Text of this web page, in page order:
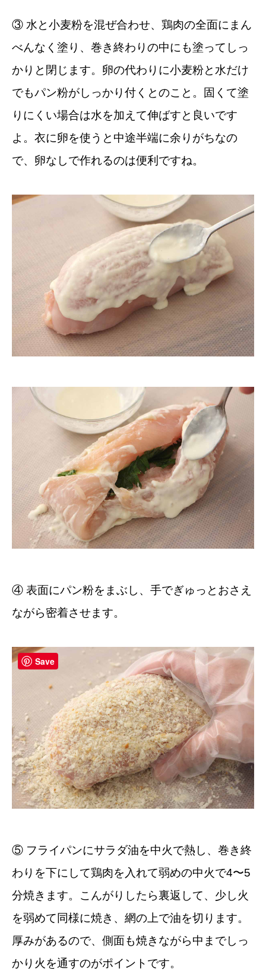
③ 水と小麦粉を混ぜ合わせ、鶏肉の全面にまん
べんなく塗り、巻き終わりの中にも塗ってしっ
かりと閉じます。卵の代わりに小麦粉と水だけ
でもパン粉がしっかり付くとのこと。固くて塗
りにくい場合は水を加えて伸ばすと良いです
よ。衣に卵を使うと中途半端に余りがちなの
で、卵なしで作れるのは便利ですね。
④ 表面にパン粉をまぶし、手でぎゅっとおさえ
ながら密着させます。
⑤ フライパンにサラダ油を中火で熱し、巻き終
わりを下にして鶏肉を入れて弱めの中火で4〜5
分焼きます。こんがりしたら裏返して、少し火
を弱めて同様に焼き、網の上で油を切ります。
厚みがあるので、側面も焼きながら中までしっ
かり火を通すのがポイントです。
Save